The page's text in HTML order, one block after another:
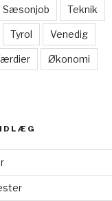
Sæsonjob Teknik
Tyrol Venedig
Økonomi